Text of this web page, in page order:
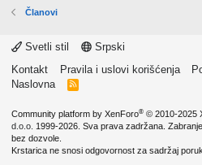
Članovi
Svetli stil
Srpski
Kontakt
Pravila i uslovi korišćenja
Naslovna
R
Community platform by XenForo® © 2010-2025
d.o.o. 1999-2026. Sva prava zadržana.
bez dozvole.
Krstarica ne snosi odgovornost za sadržaj